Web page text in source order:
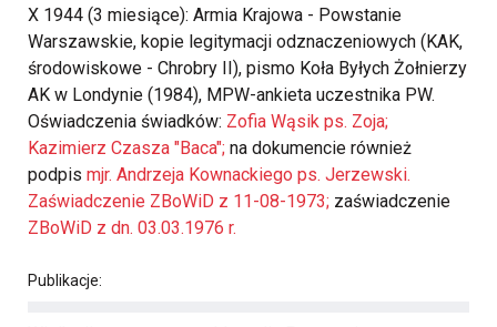
X 1944 (3 miesiące): Armia Krajowa - Powstanie
Warszawskie, kopie legitymacji odznaczeniowych (KAK,
środowiskowe - Chrobry II), pismo Koła Byłych Żołnierzy
AK w Londynie (1984), MPW-ankieta uczestnika PW.
Oświadczenia świadków: Zofia Wąsik ps. Zoja;
Kazimierz Czasza "Baca"; na dokumencie również
podpis mjr. Andrzeja Kownackiego ps. Jerzewski.
Zaświadczenie ZBoWiD z 11-08-1973; zaświadczenie
ZBoWiD z dn. 03.03.1976 r.
Publikacje: